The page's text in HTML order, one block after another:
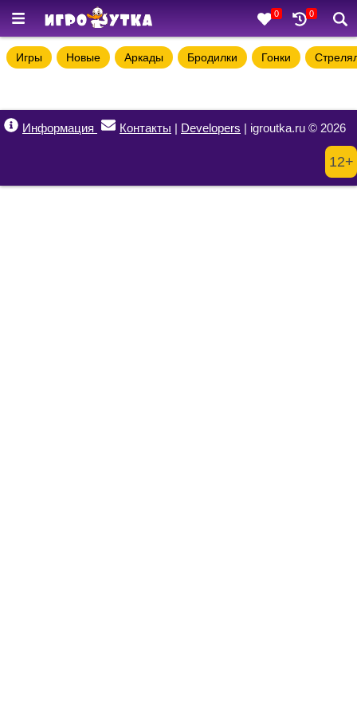
0 0
Игры Новые Аркады Бродилки Гонки
Информация Контакты | Developers | igroutka.ru © 2026
12+